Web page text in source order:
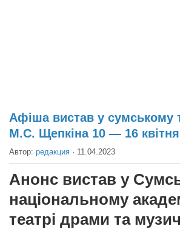
Выборы
Деньги
Опросы
Экология
Афіша вистав у сумському
М.С. Щепкіна 10 — 16
Автор: редакция · 11.04.2023
Анонс вистав у
національному
театрі драми та